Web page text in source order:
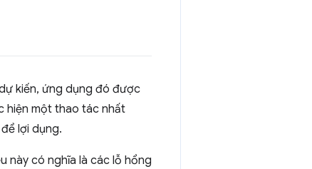
kiến, ứng dụng đó được
hiện một thao tác nhất
lợi dụng.
này có nghĩa là các lỗ hổng